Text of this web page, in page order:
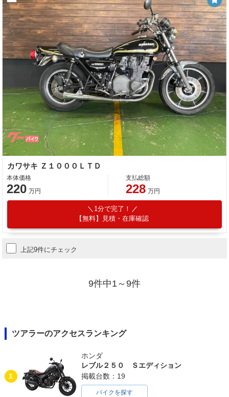
カワサキ Ｚ１０００ＬＴＤ
本体価格
220 万円
支払総額
228 万円
1分で完了！
【無料】見積・在庫確認
上記9件にチェック
9件中1～9件
ツアラーのアクセスランキング
1
ホンダ
レブル２５０ Ｓエディション
掲載台数：19
バイクを探す